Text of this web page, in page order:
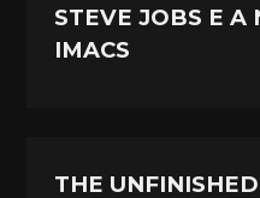
STEVE JOBS E A
IMACS
THE